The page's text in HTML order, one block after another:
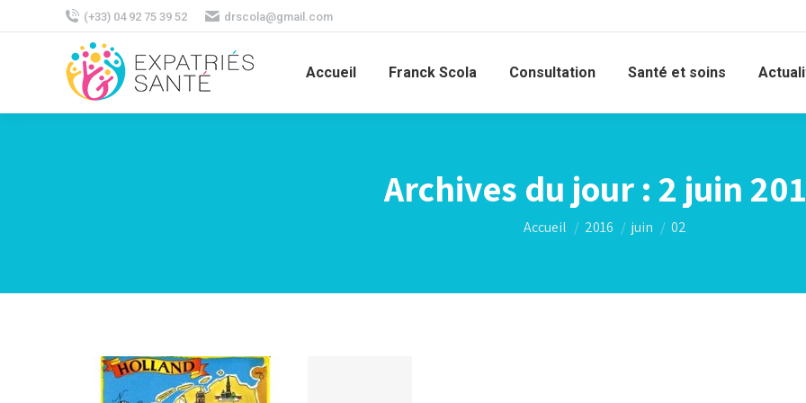
(+33) 04 92 75 39 52 drscola@gmail.com
Accueil Franck Scola Consultation Santé et soins
Archives du jour : 2 juin
Vous êtes ici :
Accueil 2016 juin 02